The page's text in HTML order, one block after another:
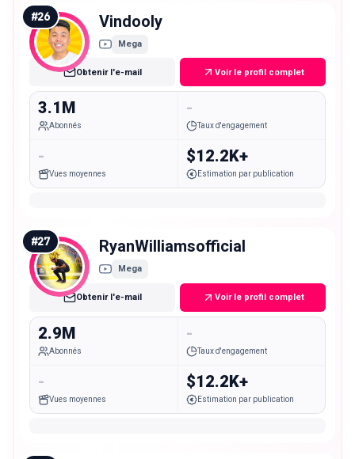
#26 Vindooly
Mega
Obtenir l'e-mail Voir le profil complet
3.1M
Abonnés
-
Taux d'engagement
-
Vues moyennes
$12.2K+
Estimation par publication
#27 RyanWilliamsofficial
Mega
Obtenir l'e-mail Voir le profil complet
2.9M
Abonnés
-
Taux d'engagement
-
Vues moyennes
$12.2K+
Estimation par publication